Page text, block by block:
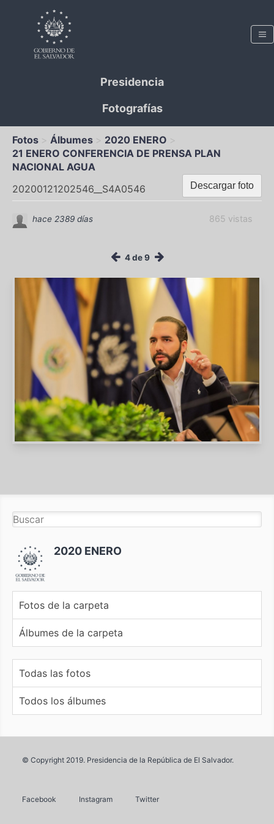
Presidencia
Fotografías
Fotos Álbumes
2020 ENERO
21 ENERO CONFERENCIA DE PRENSA PLAN
NACIONAL AGUA
Descargar foto
20200121202546__S4A0546
865 vistas
hace 2389 días
4 de 9
2020 ENERO
Fotos de la carpeta
Álbumes de la carpeta
Todas las fotos
Todos los álbumes
© Copyright 2019. Presidencia de la República de El Salvador.
Facebook Instagram Twitter